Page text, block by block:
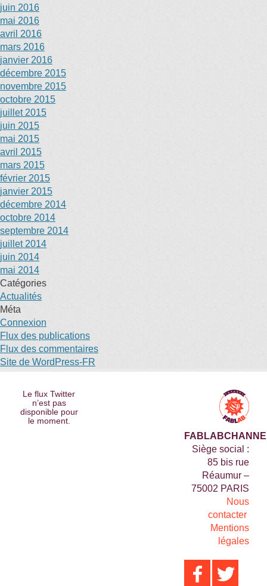
juin 2016
mai 2016
avril 2016
mars 2016
janvier 2016
décembre 2015
novembre 2015
octobre 2015
juillet 2015
juin 2015
mai 2015
avril 2015
mars 2015
février 2015
janvier 2015
décembre 2014
octobre 2014
septembre 2014
juillet 2014
juin 2014
mai 2014
Catégories
Actualités
Méta
Connexion
Flux des publications
Flux des commentaires
Site de WordPress-FR
Le flux Twitter
n’est pas
disponible pour
le moment.
Siège social :
85 bis rue
Réaumur –
75002 PARIS
Nous
contacter
Mentions
légales